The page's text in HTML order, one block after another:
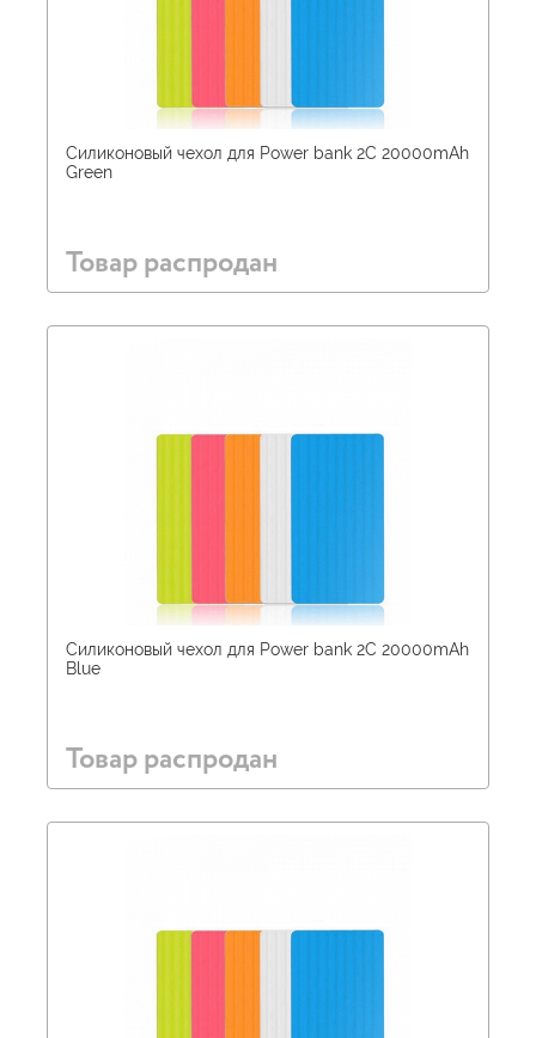
Силиконовый чехол для Power bank 2С 20000mAh
Green
Товар распродан
Силиконовый чехол для Power bank 2С 20000mAh
Blue
Товар распродан